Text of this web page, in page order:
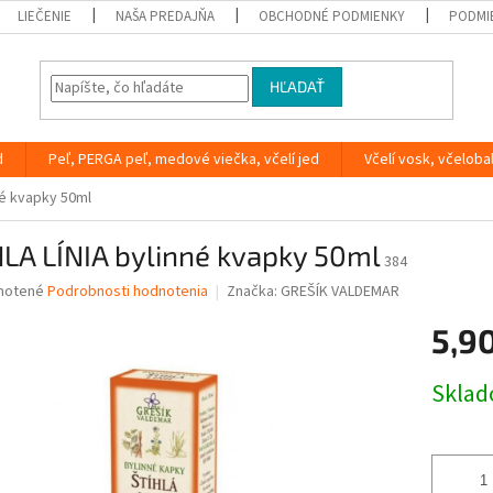
LIEČENIE NAŠA PREDAJŇA OBCHODNÉ PODMIENKY
HĽADAŤ
Peľ, PERGA peľ, medové viečka, včelí jed Včelí vosk,
kvapky 50ml
LÍNIA bylinné kvapky 50ml384
Podrobnosti hodnotenia Značka: GREŠÍK VALDEMAR
cena: